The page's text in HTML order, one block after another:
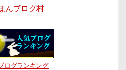
んブログ村
ログランキング